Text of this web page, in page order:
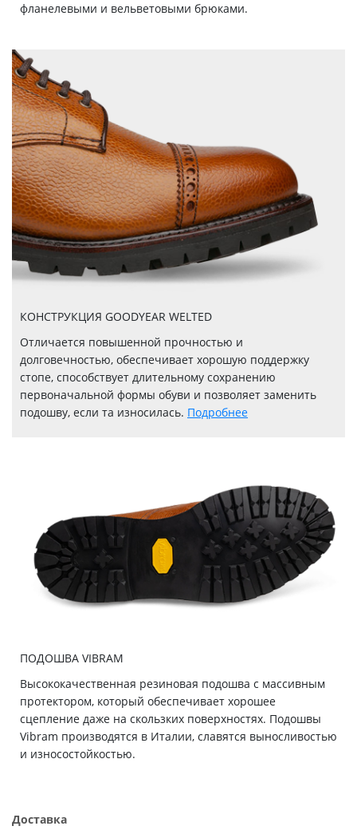
фланелевыми и вельветовыми брюками.
КОНСТРУКЦИЯ GOODYEAR WELTED
Отличается повышенной прочностью и
долговечностью, обеспечивает хорошую поддержку
стопе, способствует длительному сохранению
первоначальной формы обуви и позволяет заменить
подошву, если та износилась. Подробнее
ПОДОШВА VIBRAM
Высококачественная резиновая подошва с массивным
протектором, который обеспечивает хорошее
сцепление даже на скользких поверхностях. Подошвы
Vibram производятся в Италии, славятся выносливостью
и износостойкостью.
Доставка